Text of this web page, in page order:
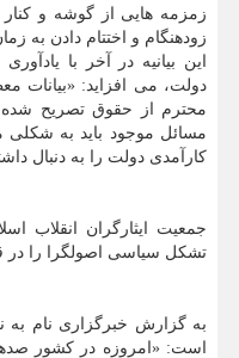
زمزمه هایی از گوشه و
زودهنگام و اختتام دادن به
این بیانیه در آخر با
دولت، می افزاید: «بیانات
محترم از حقوق تصریح
مسائل موجود باید به
کارآمدی دولت را به دنبال
جمعیت ایثارگران انقلاب
تشکل سیاسی اصولگرا را در
به گزارش خبرگزاری نام به
است: «امروزه در کشور